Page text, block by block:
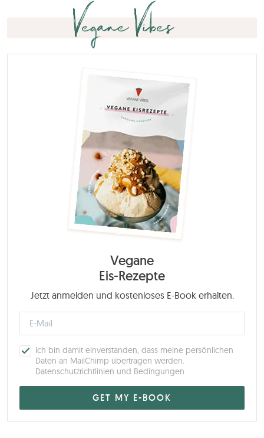
Vegane Vibes
Vegane
Eis-Rezepte
Jetzt anmelden und kostenloses E-Book erhalten.
Ich bin damit einverstanden, dass meine persönlichen
Daten an MailChimp übertragen werden.
Datenschutzrichtlinien und Bedingungen